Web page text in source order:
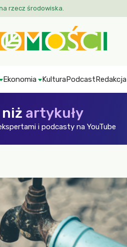
rzecz środowiska.
Ekonomia KulturaPodcastRedakcja
niż artykuły
i podcasty na YouTube